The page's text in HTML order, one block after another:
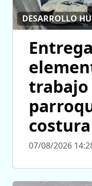
DESARROLLO
trabajo
costura
07/08/2026